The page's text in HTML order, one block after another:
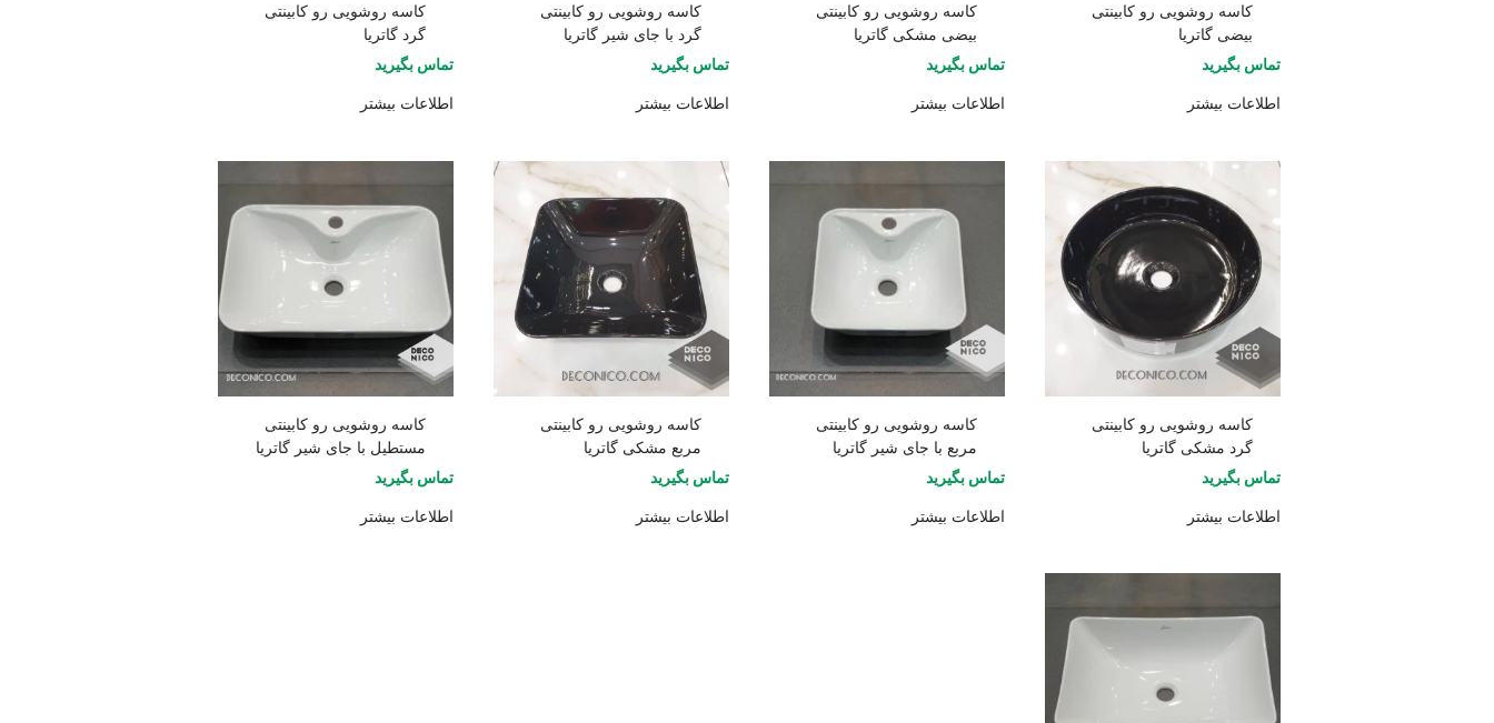
کاسه روشویی رو کابینتی
بیضی گاتریا
تماس بگیرید
اطلاعات بیشتر
کاسه روشویی رو کابینتی
بیضی مشکی گاتریا
تماس بگیرید
اطلاعات بیشتر
کاسه روشویی رو کابینتی
گرد با جای شیر گاتریا
تماس بگیرید
اطلاعات بیشتر
کاسه روشویی رو کابینتی
گرد گاتریا
تماس بگیرید
اطلاعات بیشتر
کاسه روشویی رو کابینتی
گرد مشکی گاتریا
تماس بگیرید
اطلاعات بیشتر
کاسه روشویی رو کابینتی
مربع با جای شیر گاتریا
تماس بگیرید
اطلاعات بیشتر
کاسه روشویی رو کابینتی
مربع مشکی گاتریا
تماس بگیرید
اطلاعات بیشتر
کاسه روشویی رو کابینتی
مستطیل با جای شیر گاتریا
تماس بگیرید
اطلاعات بیشتر